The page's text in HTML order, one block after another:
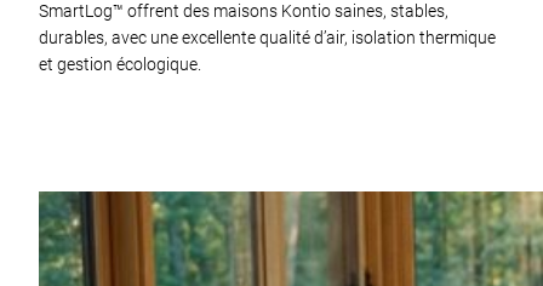
SmartLog™ offrent des maisons Kontio saines, stables,
durables, avec une excellente qualité d’air, isolation thermique
et gestion écologique.